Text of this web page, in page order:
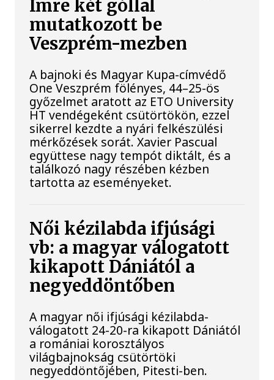
Imre két góllal
mutatkozott be
Veszprém-mezben
A bajnoki és Magyar Kupa-címvédő
One Veszprém fölényes, 44–25-ös
győzelmet aratott az ETO University
HT vendégeként csütörtökön, ezzel
sikerrel kezdte a nyári felkészülési
mérkőzések sorát. Xavier Pascual
együttese nagy tempót diktált, és a
találkozó nagy részében kézben
tartotta az eseményeket.
Női kézilabda ifjúsági
vb: a magyar válogatott
kikapott Dániától a
negyeddöntőben
A magyar női ifjúsági kézilabda-
válogatott 24-20-ra kikapott Dániától
a romániai korosztályos
világbajnokság csütörtöki
negyeddöntőjében, Pitesti-ben.